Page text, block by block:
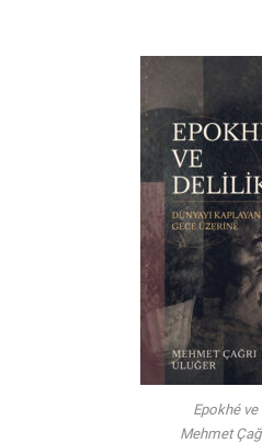
Epokhé ve
Mehmet